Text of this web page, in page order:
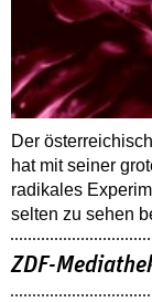
Der
hat mit seiner
radikales
selten zu sehen
ZDF-